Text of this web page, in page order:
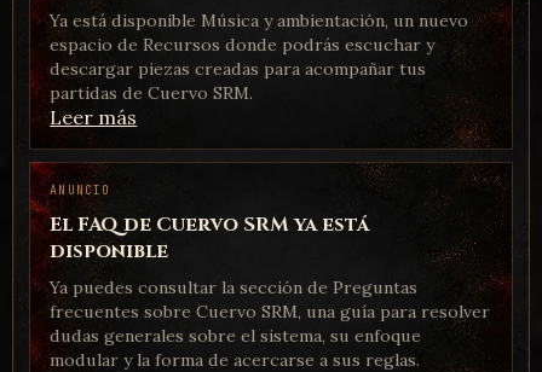
Ya está disponible Música y ambientación, un nuevo
espacio de Recursos donde podrás escuchar y
descargar piezas creadas para acompañar tus
partidas de Cuervo SRM.
Leer más
ANUNCIO
El FAQ de Cuervo SRM ya está
disponible
Ya puedes consultar la sección de Preguntas
frecuentes sobre Cuervo SRM, una guía para resolver
dudas generales sobre el sistema, su enfoque
modular y la forma de acercarse a sus reglas.